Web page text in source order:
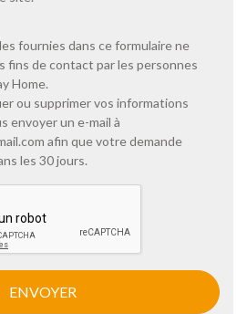
fournies dans ce formulaire ne
fins de contact par les personnes
Home.
ou supprimer vos informations
envoyer un e-mail à
afin que votre demande
les 30 jours.